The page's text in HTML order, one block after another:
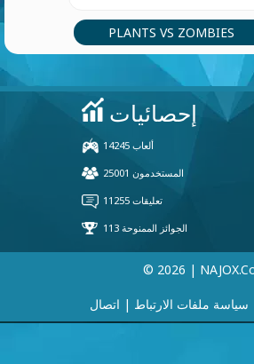
PLANTS VS ZOMBIES
سياسة ملفات الارتباط | اتصال